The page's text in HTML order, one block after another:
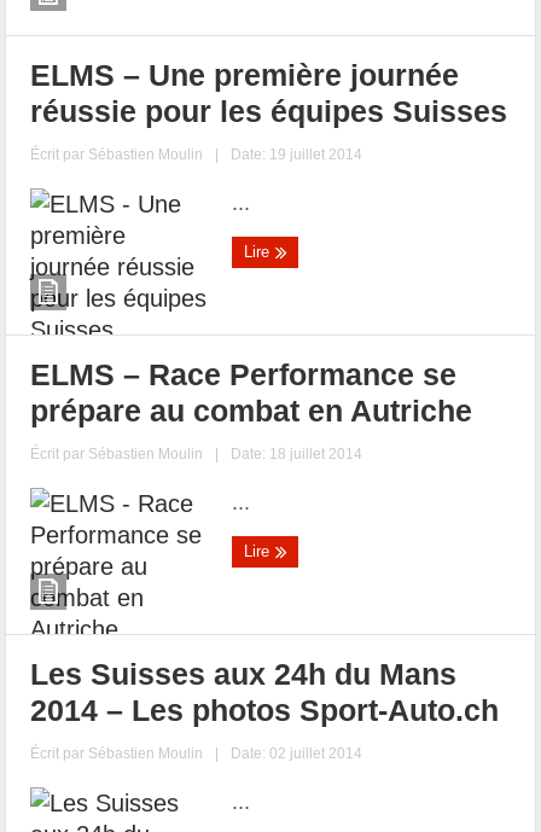
ELMS – Une première journée
réussie pour les équipes Suisses
Écrit par Sébastien Moulin | Date: 19 juillet 2014
...
Lire
ELMS – Race Performance se
prépare au combat en Autriche
Écrit par Sébastien Moulin | Date: 18 juillet 2014
...
Lire
Les Suisses aux 24h du Mans
2014 – Les photos Sport-Auto.ch
Écrit par Sébastien Moulin | Date: 02 juillet 2014
...